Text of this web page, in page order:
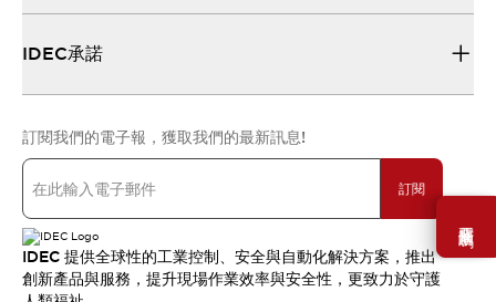
需要幫助嗎？
IDEC承諾
訂閱我們的電子報，獲取我們的最新訊息!
訂閱
IDEC 提供全球性的工業控制、安全與自動化解決方案，推出
創新產品與服務，提升現場作業效率與安全性，更致力於守護